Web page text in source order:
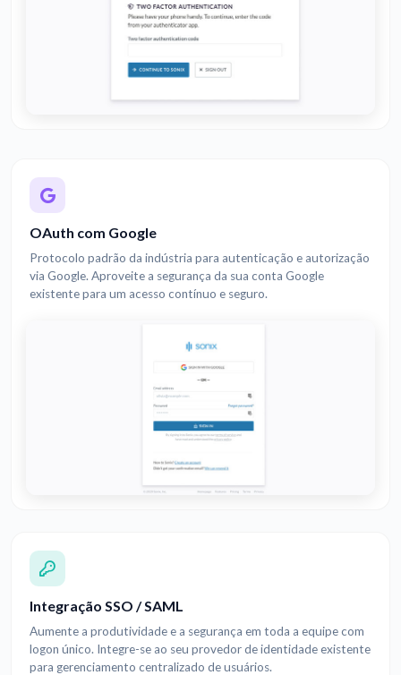
OAuth com Google
Protocolo padrão da indústria para autenticação e autorização
via Google. Aproveite a segurança da sua conta Google
existente para um acesso contínuo e seguro.
Integração SSO / SAML
Aumente a produtividade e a segurança em toda a equipe com
logon único. Integre-se ao seu provedor de identidade existente
para gerenciamento centralizado de usuários.